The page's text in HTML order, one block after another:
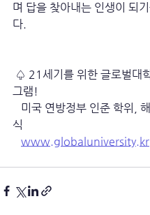
며 답을 찾아내는 인생이 되
다.
그램!
식
www.globaluniversity.kr